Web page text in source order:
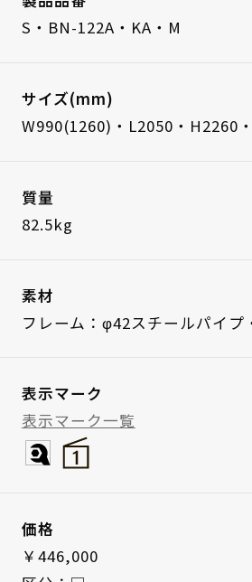
S・BN-122A・KA・M
サイズ(mm)
W990(1260)・L2050・H2260
質量
82.5kg
素材
フレーム：φ42スチールパイプ
表示マーク
表示マーク一覧
価格
￥446,000